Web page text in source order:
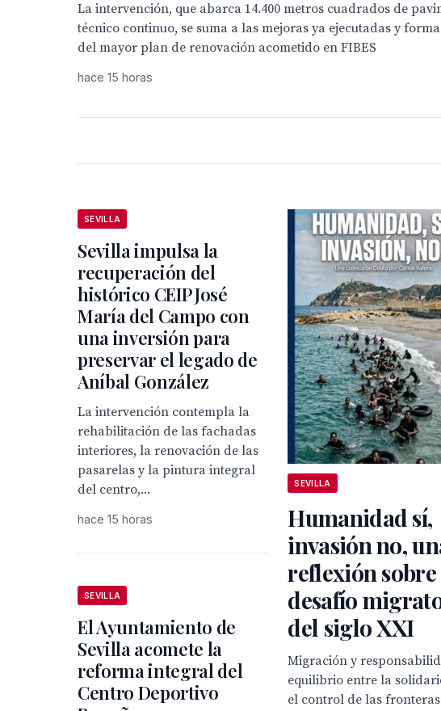
La intervención, que abarca 14.400 metros cuadrados de
técnico continuo, se suma a las mejoras ya ejecutadas y
del mayor plan de renovación acometido en FIBES
hace 15 horas
SEVILLA
Sevilla impulsa la
recuperación del
histórico CEIP José
María del Campo con
una inversión para
preservar el legado de
Aníbal González
La intervención contempla la
rehabilitación de las fachadas
interiores, la renovación de las
pasarelas y la pintura integral
del centro,...
hace 15 horas
SEVILLA
Humanidad sí,
invasión no,
reflexión sobre
desafío
del siglo XXI
Migración y
equilibrio entre la
el control de las fronteras
SEVILLA
El Ayuntamiento de
Sevilla acomete la
reforma integral del
Centro Deportivo